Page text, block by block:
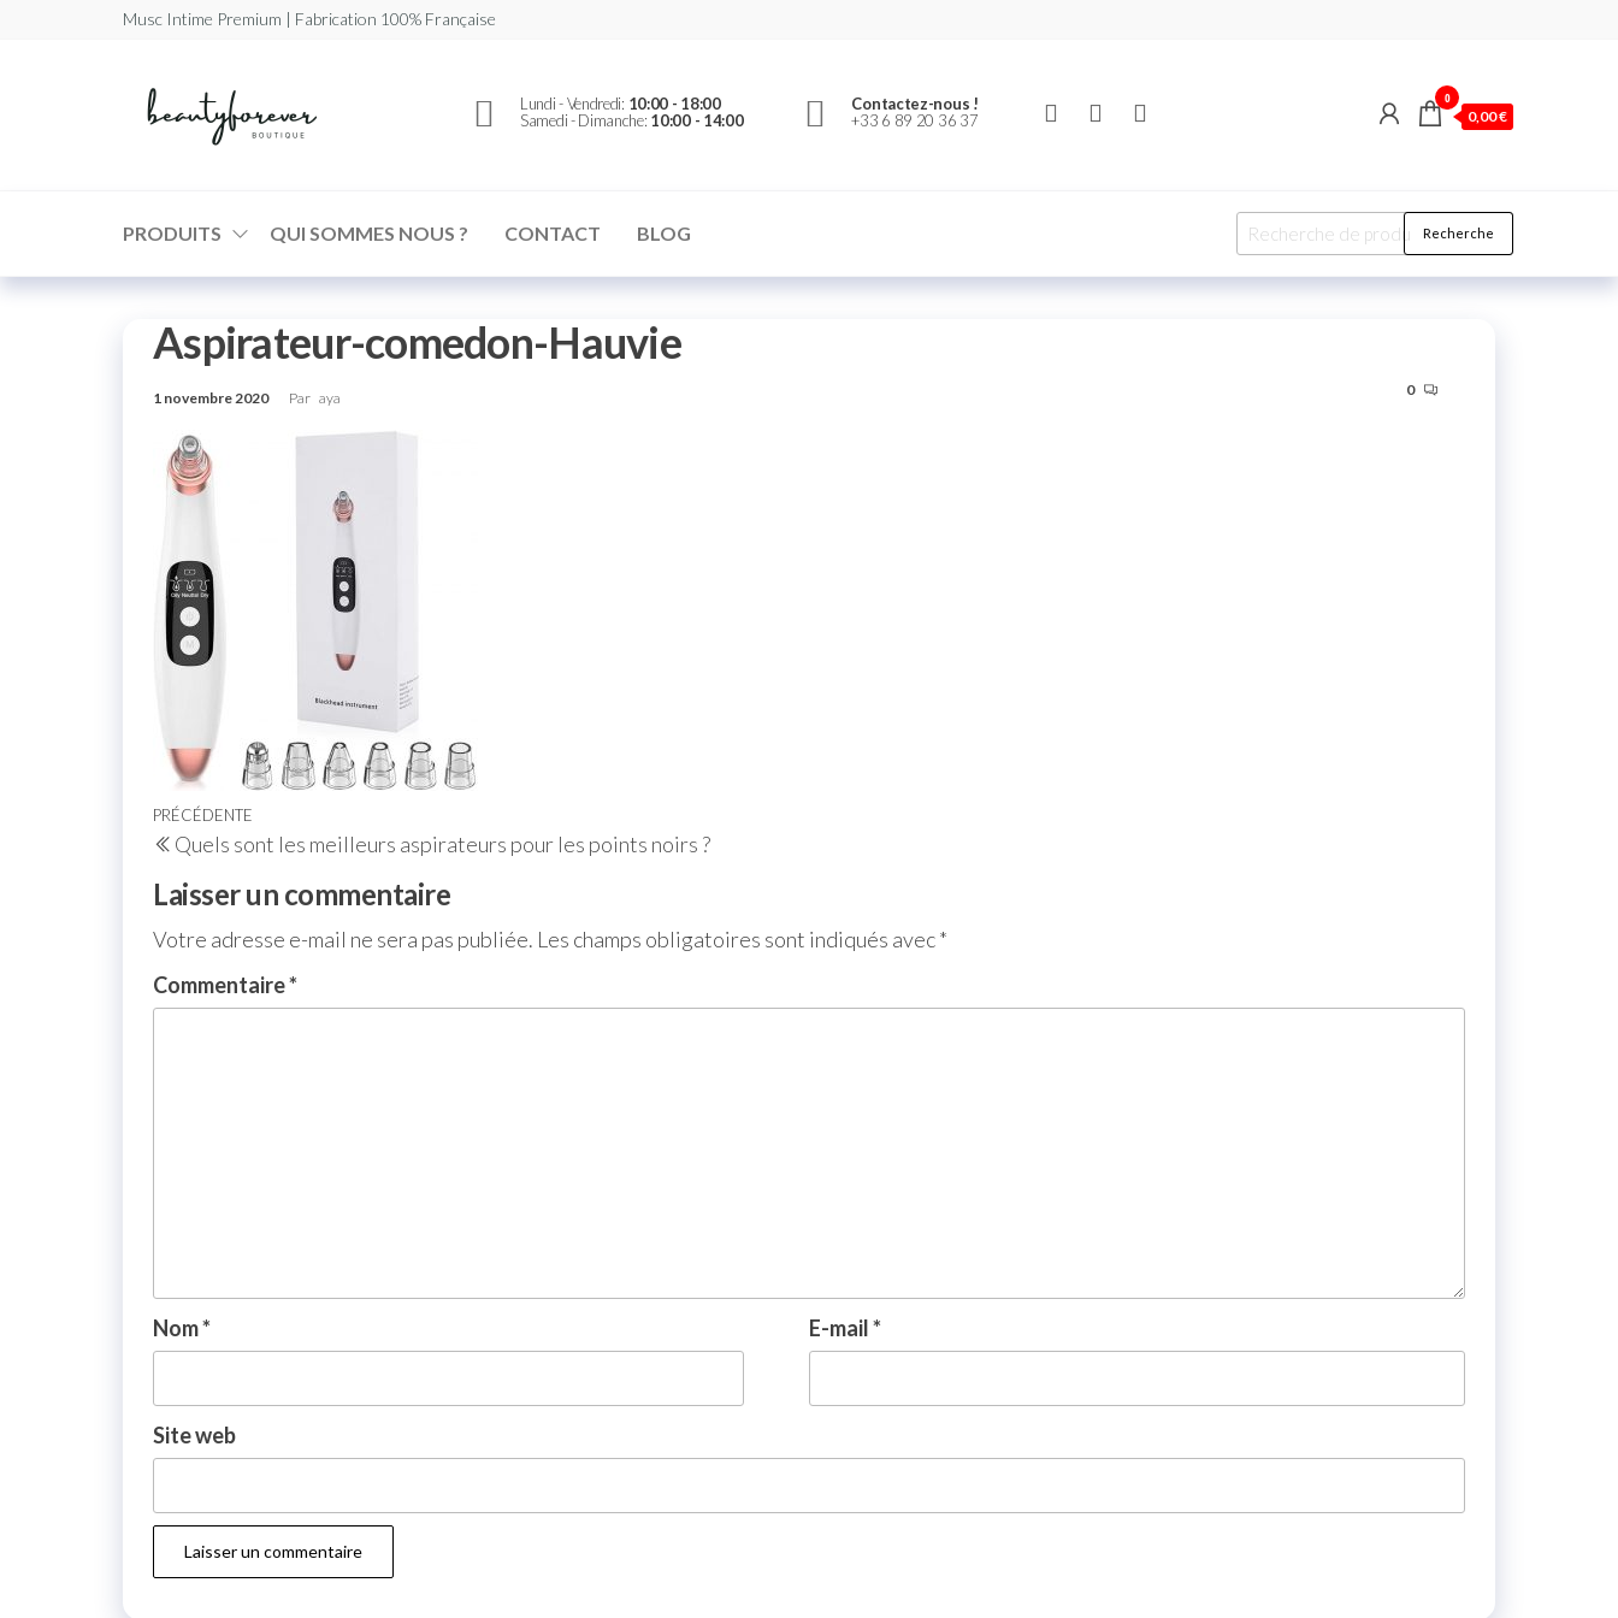
Musc Intime Premium | Fabrication 100% Française
BeautyforeverLundi - Vendredi: 10:00 - 18:00
Samedi - Dimanche: 10:00 - 14:00
Contactez-nous !
+33 6 89 20 36 37
0
0,00 €
PRODUITS QUI SOMMES NOUS ? CONTACT BLOG Recherche
Aspirateur-comedon-Hauvie
1 novembre 2020 Par aya 0
PRÉCÉDENTE
Quels sont les meilleurs aspirateurs pour les points noirs ?
Laisser un commentaire
Votre adresse e-mail ne sera pas publiée. Les champs obligatoires sont indiqués avec*
Commentaire*
Nom* E-mail*
Site web